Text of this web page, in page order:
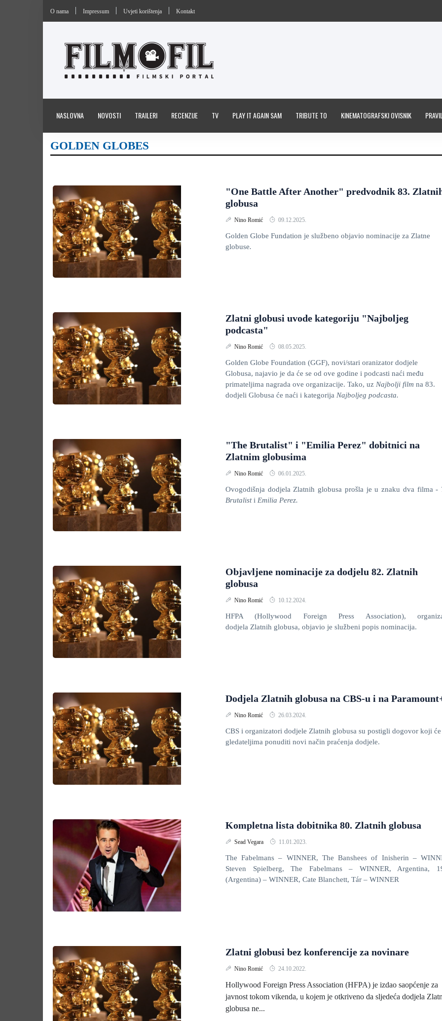
O nama Impressum Uvjeti korištenja Kontakt
NASLOVNA NOVOSTI TRAILERI RECENZIJE TV PLAY IT AGAIN SAM TRIBUTE TO KINEMATOGRAFSKI OVISNIK
GOLDEN GLOBES
"One Battle After Another" predvodnik 83.
globusa
Nino Romić 09.12.2025.
Golden Globe Fundation je službeno objavio nominacije za Zlatne
globuse.
Zlatni globusi uvode kategoriju "Najboljeg
podcasta"
Nino Romić 08.05.2025.
Golden Globe Foundation (GGF), novi/stari oranizator dodjele
Globusa, najavio je da će se od ove godine i podcasti naći među
primateljima nagrada ove organizacije. Tako, uz Najbolji film na 83.
dodjeli Globusa će naći i kategorija Najboljeg podcasta.
"The Brutalist" i "Emilia Perez" dobitnici na
Zlatnim globusima
Nino Romić 06.01.2025.
Ovogodišnja dodjela Zlatnih globusa prošla je u znaku dva filma -
Brutalisti Emilia Perez.
Objavljene nominacije za dodjelu 82. Zlatnih
globusa
Nino Romić 10.12.2024.
HFPA (Hollywood Foreign Press Association),
dodjela Zlatnih globusa, objavio je službeni popis nominacija.
Dodjela Zlatnih globusa na CBS-u i na
Nino Romić 26.03.2024.
CBS i organizatori dodjele Zlatnih globusa su postigli dogovor koji će
gledateljima ponuditi novi način praćenja dodjele.
Kompletna lista dobitnika 80. Zlatnih globusa
Sead Vegara 11.01.2023.
The Fabelmans – WINNER, The Banshees of Inisherin –
Steven Spielberg, The Fabelmans – WINNER, Argentina,
(Argentina) – WINNER, Cate Blanchett, Tár – WINNER
Zlatni globusi bez konferencije za novinare
Nino Romić 24.10.2022.
Hollywood Foreign Press Association (HFPA) je izdao saopćenje za
javnost tokom vikenda, u kojem je otkriveno da sljedeća dodjela
globusa ne...